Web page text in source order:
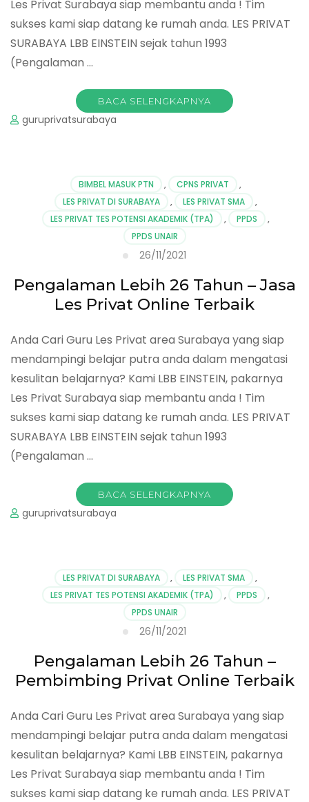
Les Privat Surabaya siap membantu anda ! Tim
sukses kami siap datang ke rumah anda. LES PRIVAT
SURABAYA LBB EINSTEIN sejak tahun 1993
(Pengalaman …
BACA SELENGKAPNYA
guruprivatsurabaya
BIMBEL MASUK PTN , CPNS PRIVAT
,
LES PRIVAT DI SURABAYA
, LES PRIVAT SMA
,
LES PRIVAT TES POTENSI AKADEMIK (TPA)
, PPDS
,
PPDS UNAIR
26/11/2021
Pengalaman Lebih 26 Tahun – Jasa
Les Privat Online Terbaik
Anda Cari Guru Les Privat area Surabaya yang siap
mendampingi belajar putra anda dalam mengatasi
kesulitan belajarnya? Kami LBB EINSTEIN, pakarnya
Les Privat Surabaya siap membantu anda ! Tim
sukses kami siap datang ke rumah anda. LES PRIVAT
SURABAYA LBB EINSTEIN sejak tahun 1993
(Pengalaman …
BACA SELENGKAPNYA
guruprivatsurabaya
LES PRIVAT DI SURABAYA , LES PRIVAT SMA
,
LES PRIVAT TES POTENSI AKADEMIK (TPA)
, PPDS
,
PPDS UNAIR
26/11/2021
Pengalaman Lebih 26 Tahun –
Pembimbing Privat Online Terbaik
Anda Cari Guru Les Privat area Surabaya yang siap
mendampingi belajar putra anda dalam mengatasi
kesulitan belajarnya? Kami LBB EINSTEIN, pakarnya
Les Privat Surabaya siap membantu anda ! Tim
sukses kami siap datang ke rumah anda. LES PRIVAT